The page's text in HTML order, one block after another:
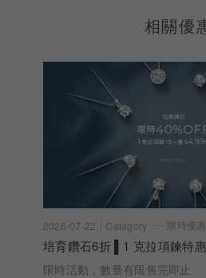
相關優
2026-07-22 Category 限時優惠
培育鑽石6折 ▌1 克拉項鍊特
限時活動，數量有限售完即止